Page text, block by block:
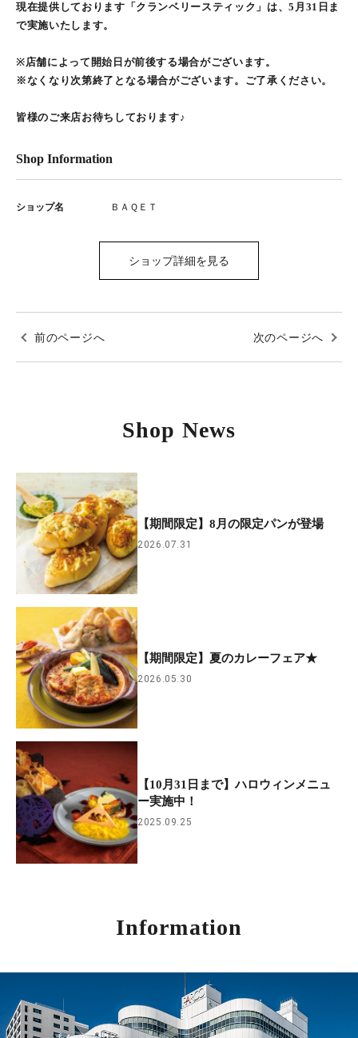
現在提供しております「クランベリースティック」は、5月31日ま
で実施いたします。
※店舗によって開始日が前後する場合がございます。
※なくなり次第終了となる場合がございます。ご了承ください。
皆様のご来店お待ちしております♪
Shop Information
ショップ名 ＢＡＱＥＴ
ショップ詳細を見る
前のページへ 次のページへ
Shop News
【期間限定】8月の限定パンが登場
2026.07.31
【期間限定】夏のカレーフェア★
2026.05.30
【10月31日まで】ハロウィンメニュ
ー実施中！
2025.09.25
Information